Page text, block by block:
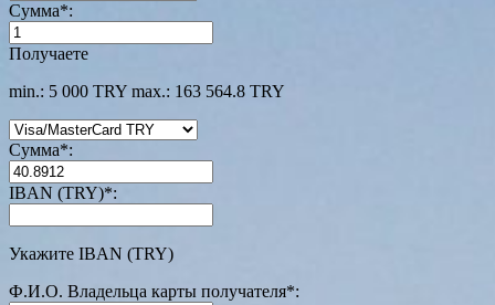
Сумма*:
Получаете
min.: 5 000 TRY max.: 163 564.8 TRY
Сумма*:
IBAN (TRY)*:
Укажите IBAN (TRY)
Ф.И.О. Владельца карты получателя*: